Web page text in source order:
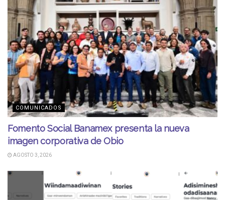
COMUNICADOS
Fomento Social Banamex presenta la nueva
imagen corporativa de Obio
AGOSTO 3, 2026